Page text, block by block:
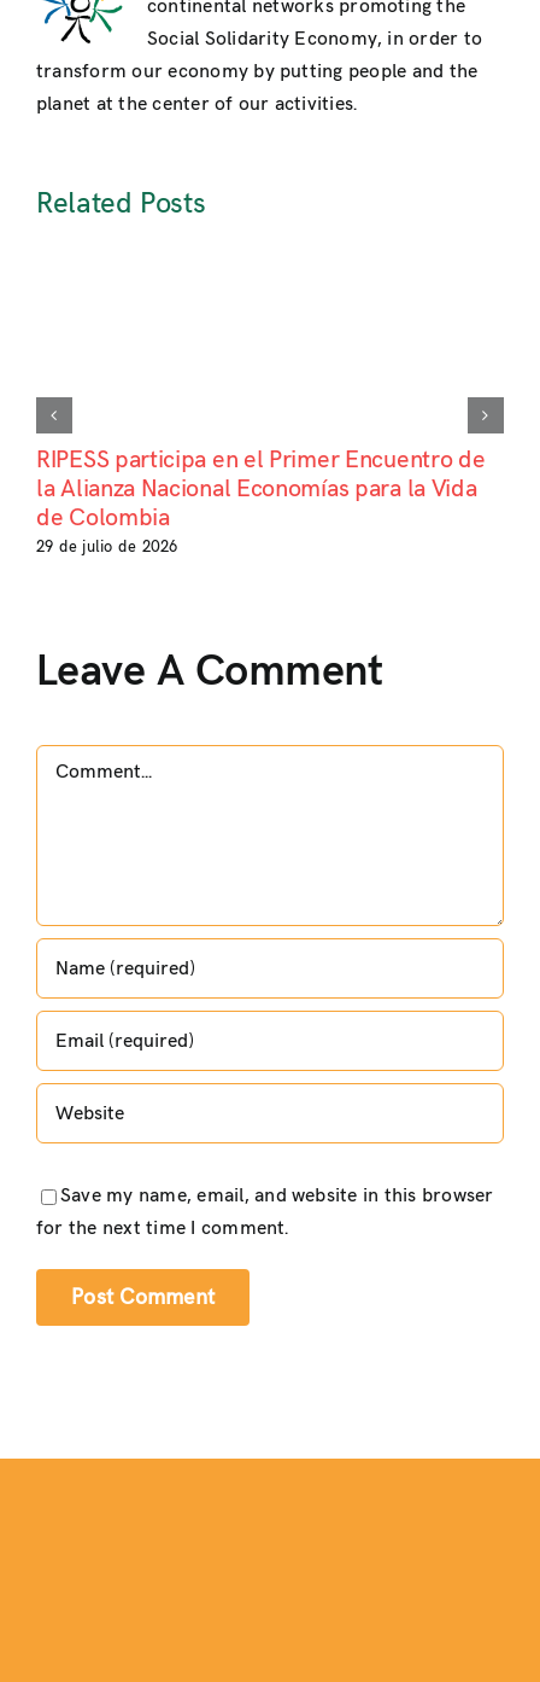
continental networks promoting the
Social Solidarity Economy, in order to
transform our economy by putting people and the
planet at the center of our activities.
Related Posts
RIPESS participa en el Primer Encuentro de
la Alianza Nacional Economías para la Vida
de Colombia
29 de julio de 2026
Leave A Comment
Comment
Save my name, email, and website in this browser
for the next time I comment.